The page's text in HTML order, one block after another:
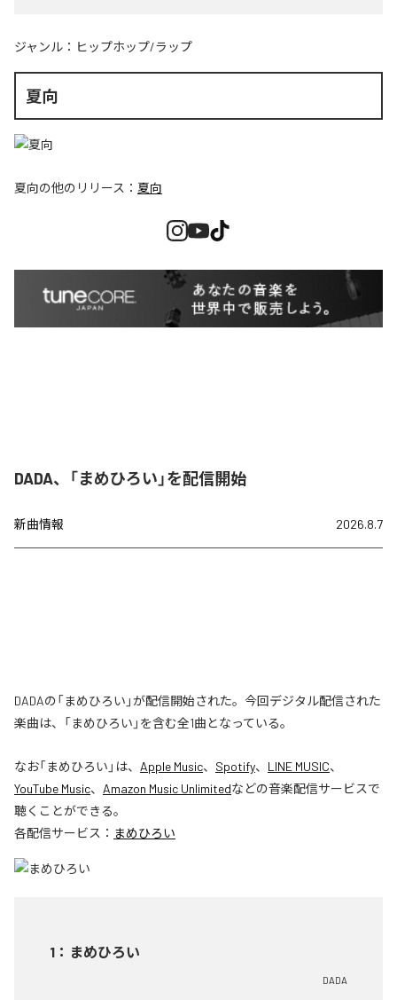
ジャンル： ヒップホップ/ラップ
夏向
夏向の他のリリース： 夏向
DADA、「まめひろい」を配信開始
新曲情報 2026.8.7
DADAの「まめひろい」が配信開始された。今回デジタル配信された
楽曲は、「まめひろい」を含む全1曲となっている。
なお「まめひろい 」は、 Apple Music、 Spotify、 LINE MUSIC、
YouTube Music、 Amazon Music Unlimitedなどの音楽配信サービスで
聴くことができる。
各配信サービス： まめひろい
1 ： まめひろい
DADA